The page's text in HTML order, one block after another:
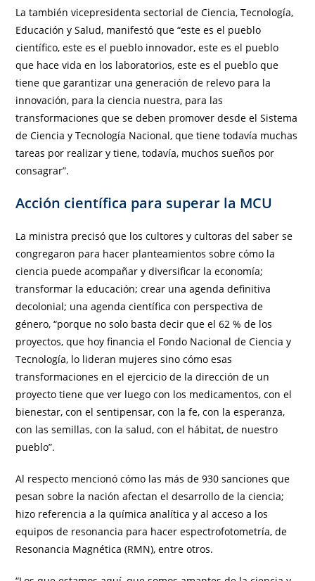
La también vicepresidenta sectorial de Ciencia, Tecnología,
Educación y Salud, manifestó que “este es el pueblo
científico, este es el pueblo innovador, este es el pueblo
que hace vida en los laboratorios, este es el pueblo que
tiene que garantizar una generación de relevo para la
innovación, para la ciencia nuestra, para las
transformaciones que se deben promover desde el Sistema
de Ciencia y Tecnología Nacional, que tiene todavía muchas
tareas por realizar y tiene, todavía, muchos sueños por
consagrar”.
Acción científica para superar la MCU
La ministra precisó que los cultores y cultoras del saber se
congregaron para hacer planteamientos sobre cómo la
ciencia puede acompañar y diversificar la economía;
transformar la educación; crear una agenda definitiva
decolonial; una agenda científica con perspectiva de
género, “porque no solo basta decir que el 62 % de los
proyectos, que hoy financia el Fondo Nacional de Ciencia y
Tecnología, lo lideran mujeres sino cómo esas
transformaciones en el ejercicio de la dirección de un
proyecto tiene que ver luego con los medicamentos, con el
bienestar, con el sentipensar, con la fe, con la esperanza,
con las semillas, con la salud, con el hábitat, de nuestro
pueblo”.
Al respecto mencionó cómo las más de 930 sanciones que
pesan sobre la nación afectan el desarrollo de la ciencia;
hizo referencia a la química analítica y al acceso a los
equipos de resonancia para hacer espectrofotometría, de
Resonancia Magnética (RMN), entre otros.